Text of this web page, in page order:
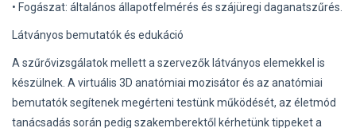
• Fogászat: általános állapotfelmérés és szájüregi daganatszűrés.
Látványos bemutatók és edukáció
A szűrővizsgálatok mellett a szervezők látványos elemekkel is
készülnek. A virtuális 3D anatómiai mozisátor és az anatómiai
bemutatók segítenek megérteni testünk működését, az életmód
tanácsadás során pedig szakemberektől kérhetünk tippeket a